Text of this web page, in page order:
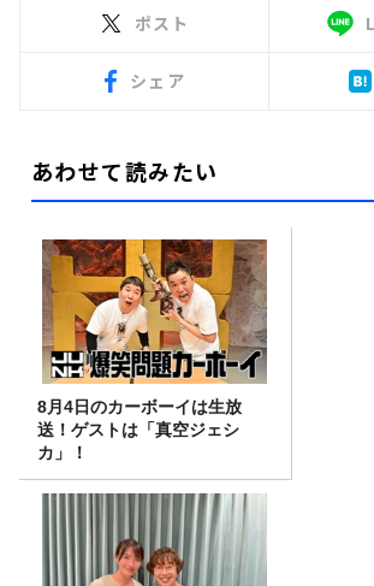
ポスト
シェア
あわせて読みたい
8月4日のカーボーイは生放
送！ゲストは「真空ジェシ
カ」！